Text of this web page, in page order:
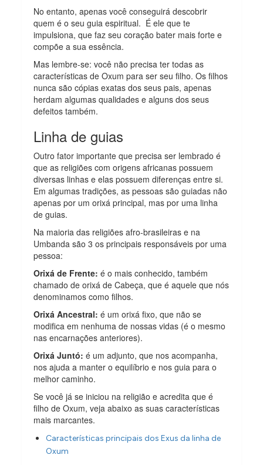
No entanto, apenas você conseguirá descobrir
quem é o seu guia espiritual. É ele que te
impulsiona, que faz seu coração bater mais forte e
compõe a sua essência.
Mas lembre-se: você não precisa ter todas as
características de Oxum para ser seu filho. Os filhos
nunca são cópias exatas dos seus pais, apenas
herdam algumas qualidades e alguns dos seus
defeitos também.
Linha de guias
Outro fator importante que precisa ser lembrado é
que as religiões com origens africanas possuem
diversas linhas e elas possuem diferenças entre si.
Em algumas tradições, as pessoas são guiadas não
apenas por um orixá principal, mas por uma linha
de guias.
Na maioria das religiões afro-brasileiras e na
Umbanda são 3 os principais responsáveis por uma
pessoa:
Orixá de Frente: é o mais conhecido, também
chamado de orixá de Cabeça, que é aquele que nós
denominamos como filhos.
Orixá Ancestral: é um orixá fixo, que não se
modifica em nenhuma de nossas vidas (é o mesmo
nas encarnações anteriores).
Orixá Juntó: é um adjunto, que nos acompanha,
nos ajuda a manter o equilíbrio e nos guia para o
melhor caminho.
Se você já se iniciou na religião e acredita que é
filho de Oxum, veja abaixo as suas características
mais marcantes.
Características principais dos Exus da linha de
Oxum